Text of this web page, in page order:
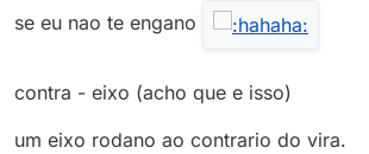
se eu nao te engano
contra - eixo (acho que e isso)
um eixo rodano ao contrario do vira.